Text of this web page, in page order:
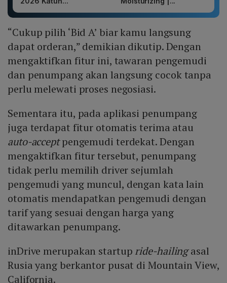
“Cukup pilih ‘Bid A’ biar kamu langsung
dapat orderan,” demikian dikutip. Dengan
mengaktifkan fitur ini, tawaran pengemudi
dan penumpang akan langsung cocok tanpa
perlu melewati proses negosiasi.
Sementara itu, pada aplikasi penumpang
juga terdapat fitur otomatis terima atau
auto-acceptpengemudi terdekat. Dengan
mengaktifkan fitur tersebut, penumpang
tidak perlu memilih driver sejumlah
pengemudi yang muncul, dengan kata lain
otomatis mendapatkan pengemudi dengan
tarif yang sesuai dengan harga yang
ditawarkan penumpang.
inDrive merupakan startup ride-hailingasal
Rusia yang berkantor pusat di Mountain View,
California.